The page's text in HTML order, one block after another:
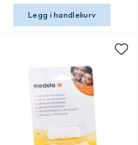
Legg i handlekurv